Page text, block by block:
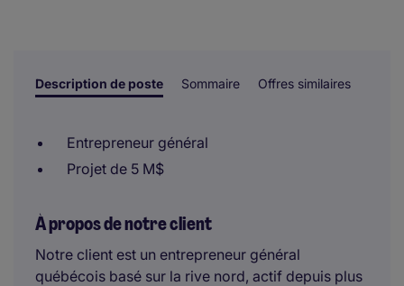
Description de poste Sommaire Offres similaires
Entrepreneur général
Projet de 5 M$
À propos de notre client
Notre client est un entrepreneur général
québécois basé sur la rive nord, actif depuis plus